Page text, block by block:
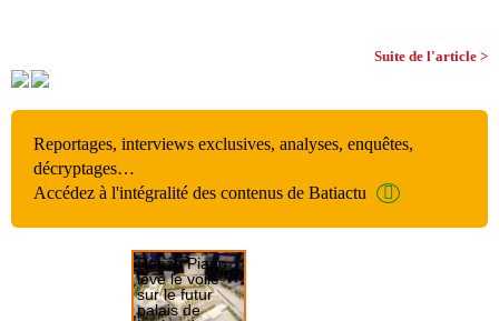
Suite de l'article >
Reportages, interviews exclusives, analyses, enquêtes,
décryptages…
Accédez à l'intégralité des contenus de Batiactu
Renzo Piano
lève le voile
sur le futur
palais de